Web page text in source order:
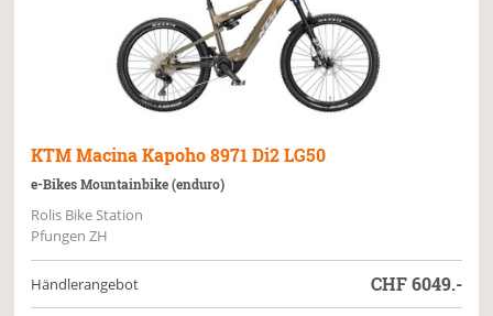
KTM Macina Kapoho 8971 Di2 LG50
e-Bikes Mountainbike (enduro)
Rolis Bike Station
Pfungen ZH
Händlerangebot CHF6049.-